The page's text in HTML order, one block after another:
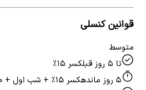
قوانین کنسلی
متوسط
تا ۵ روز قبل
کسر ۱۵٪
۵ روز مانده
کسر ۱۵٪ + شب اول + ۵۰٪